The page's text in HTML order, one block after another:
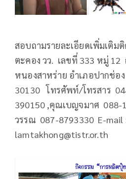
สอบถามรายละเอียดเพิ่มเติม
ตะคอง วว. เลขที่ 333 หมู่
หนองสาหร่าย อำเภอปากช่อ
30130 โทรศัพท์/โทรสาร
390150 ,คุณเบญจมาศ 088-
วรรณ 087-8793330 E-mail
lamtakhong@tistr.or.th